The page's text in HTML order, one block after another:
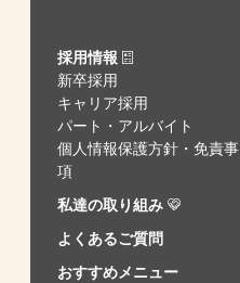
採用情報
新卒採用
キャリア採用
パート・アルバイト
個人情報保護方針・免責事
項
私達の取り組み
よくあるご質問
おすすめメニュー